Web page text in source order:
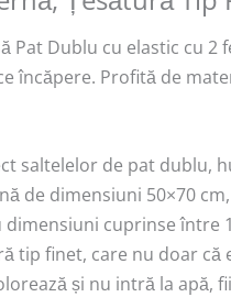
Dublu cu elastic cu 2
încăpere. Profită de
saltelelor de pat dublu,
de dimensiuni 50×70
cuprinse între
tip finet, care nu doar
și nu intră la apă,